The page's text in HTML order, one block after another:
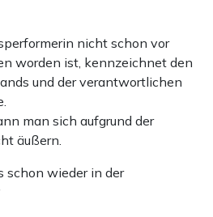
nicht schon vor
worden ist, kennzeichnet den
und der verantwortlichen
man sich aufgrund der
äußern.
schon wieder in der